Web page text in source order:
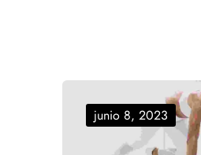
junio 8, 2023